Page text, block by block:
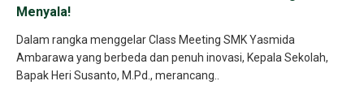
Menyala!
Dalam rangka menggelar Class Meeting SMK Yasmida
Ambarawa yang berbeda dan penuh inovasi, Kepala Sekolah,
Bapak Heri Susanto, M.Pd., merancang..